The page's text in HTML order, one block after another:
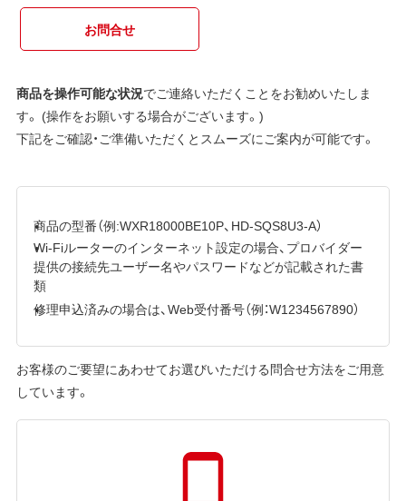
お問合せ
商品を操作可能な状況でご連絡いただくことをお勧めいたしま
す。 (操作をお願いする場合がございます。)
下記をご確認・ご準備いただくとスムーズにご案内が可能です。
商品の型番（例:WXR18000BE10P、HD-SQS8U3-A）
Wi-Fiルーターのインターネット設定の場合、プロバイダー
提供の接続先ユーザー名やパスワードなどが記載された書
類
修理申込済みの場合は、Web受付番号（例：W1234567890）
お客様のご要望にあわせてお選びいただける問合せ方法をご用意
しています。